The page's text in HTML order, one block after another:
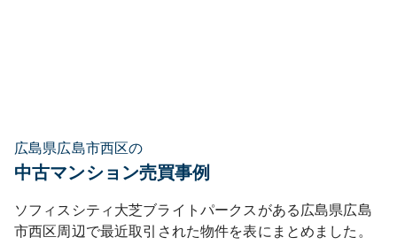
広島県広島市西区の
中古マンション売買事例
ソフィスシティ大芝ブライトパークス がある 広島県広島
市西区周辺で最近取引された物件を表にまとめました。